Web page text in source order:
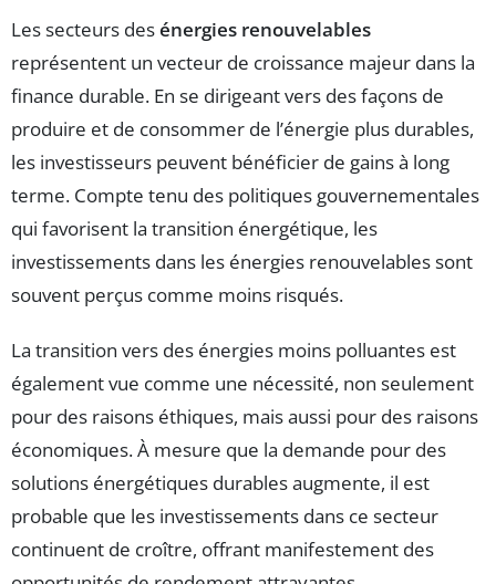
Les secteurs desénergies renouvelables
représentent un vecteur de croissance majeur dans la
finance durable. En se dirigeant vers des façons de
produire et de consommer de l’énergie plus durables,
les investisseurs peuvent bénéficier de gains à long
terme. Compte tenu des politiques gouvernementales
qui favorisent la transition énergétique, les
investissements dans les énergies renouvelables sont
souvent perçus comme moins risqués.
La transition vers des énergies moins polluantes est
également vue comme une nécessité, non seulement
pour des raisons éthiques, mais aussi pour des raisons
économiques. À mesure que la demande pour des
solutions énergétiques durables augmente, il est
probable que les investissements dans ce secteur
continuent de croître, offrant manifestement des